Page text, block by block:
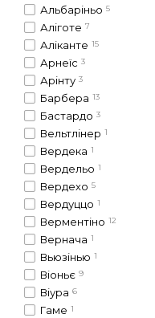
Альбаріньо 5
Аліготе 7
Аліканте 15
Арнеїс 3
Арінту 3
Барбера 13
Бастардо 3
Вельтлінер 1
Вердека 1
Вердельо 1
Вердехо 5
Вердуццо 1
Верментіно 12
Вернача 1
Вьюзінью 1
Віоньє 9
Віура 6
Гаме 1